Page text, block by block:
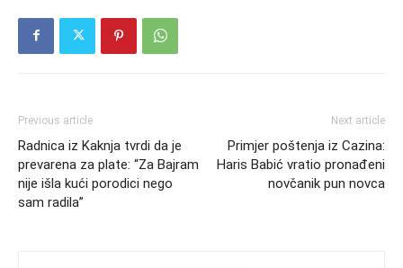
Previous article
Radnica iz Kaknja tvrdi da je
prevarena za plate: “Za Bajram
nije išla kući porodici nego
sam radila”
Next article
Primjer poštenja iz Cazina:
Haris Babić vratio pronađeni
novčanik pun novca